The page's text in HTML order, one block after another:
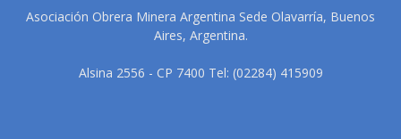
Asociación Obrera Minera Argentina Sede Olavarría, Buenos
Aires, Argentina.
Alsina 2556 - CP 7400 Tel: (02284) 415909